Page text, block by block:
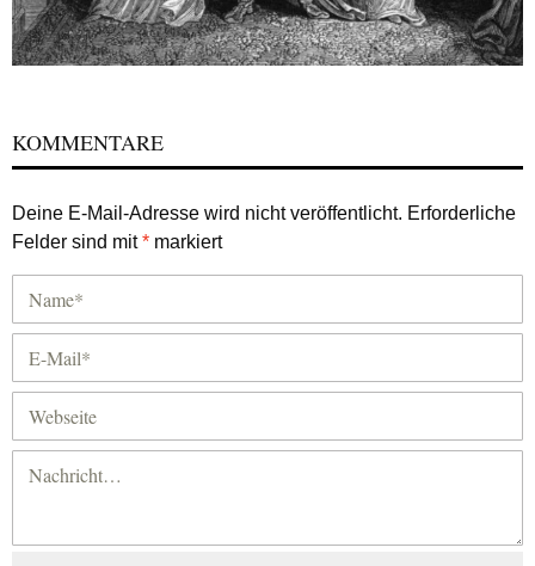
KOMMENTARE
Deine E-Mail-Adresse wird nicht veröffentlicht. Erforderliche
Felder sind mit* markiert